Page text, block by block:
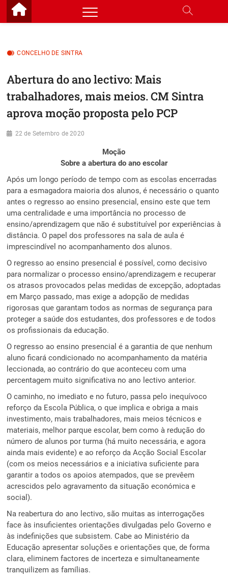
Skip
CONCELHO DE SINTRA
Abertura do ano lectivo: Mais
trabalhadores, mais meios. CM Sintra
aprova moção proposta pelo PCP
22 de Setembro de 2020
Moção
Sobre a abertura do ano escolar
Após um longo período de tempo com as escolas encerradas
para a esmagadora maioria dos alunos, é necessário o quanto
antes o regresso ao ensino presencial, ensino este que tem
uma centralidade e uma importância no processo de
ensino/aprendizagem que não é substituível por experiências à
distância. O papel dos professores na sala de aula é
imprescindível no acompanhamento dos alunos.
O regresso ao ensino presencial é possível, como decisivo
para normalizar o processo ensino/aprendizagem e recuperar
os atrasos provocados pelas medidas de excepção, adoptadas
em Março passado, mas exige a adopção de medidas
rigorosas que garantam todos as normas de segurança para
proteger a saúde dos estudantes, dos professores e de todos
os profissionais da educação.
O regresso ao ensino presencial é a garantia de que nenhum
aluno ficará condicionado no acompanhamento da matéria
leccionada, ao contrário do que aconteceu com uma
percentagem muito significativa no ano lectivo anterior.
O caminho, no imediato e no futuro, passa pelo inequívoco
reforço da Escola Pública, o que implica e obriga a mais
investimento, mais trabalhadores, mais meios técnicos e
materiais, melhor parque escolar, bem como à redução do
número de alunos por turma (há muito necessária, e agora
ainda mais evidente) e ao reforço da Acção Social Escolar
(com os meios necessários e a iniciativa suficiente para
garantir a todos os apoios atempados, que se prevêem
acrescidos pelo agravamento da situação económica e
social).
Na reabertura do ano lectivo, são muitas as interrogações
face às insuficientes orientações divulgadas pelo Governo e
às indefinições que subsistem. Cabe ao Ministério da
Educação apresentar soluções e orientações que, de forma
clara, eliminem factores de incerteza e simultaneamente
tranquilizem as famílias.